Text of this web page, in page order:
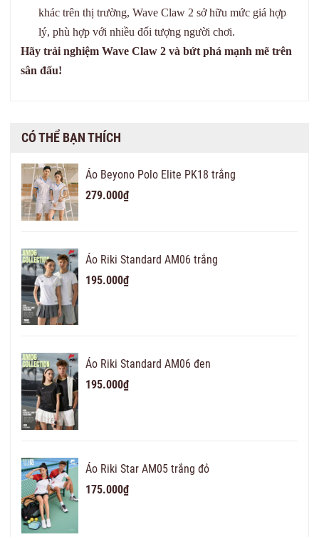
khác trên thị trường, Wave Claw 2 sở hữu mức giá hợp
lý, phù hợp với nhiều đối tượng người chơi.
Hãy trải nghiệm Wave Claw 2 và bứt phá mạnh mẽ trên
sân đấu!
CÓ THỂ BẠN THÍCH
Áo Beyono Polo Elite PK18 trắng
279.000₫
Áo Riki Standard AM06 trắng
195.000₫
Áo Riki Standard AM06 đen
195.000₫
Áo Riki Star AM05 trắng đỏ
175.000₫